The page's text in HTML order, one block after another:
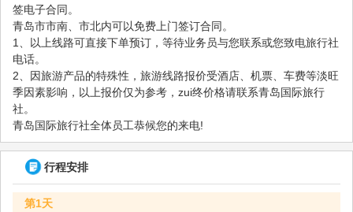
签电子合同。
青岛市市南、市北内可以免费上门签订合同。
1、以上线路可直接下单预订，等待业务员与您联系或您致电旅行社
电话。
2、因旅游产品的特殊性，旅游线路报价受酒店、机票、车费等淡旺
季因素影响，以上报价仅为参考，zui终价格请联系青岛国际旅行
社。
青岛国际旅行社全体员工恭候您的来电!
行程安排
第1天